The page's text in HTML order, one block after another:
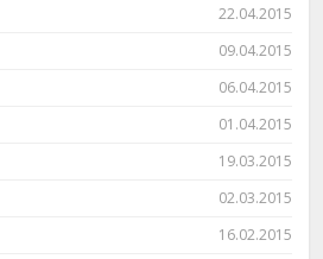
22.04.2015
09.04.2015
06.04.2015
01.04.2015
19.03.2015
02.03.2015
16.02.2015